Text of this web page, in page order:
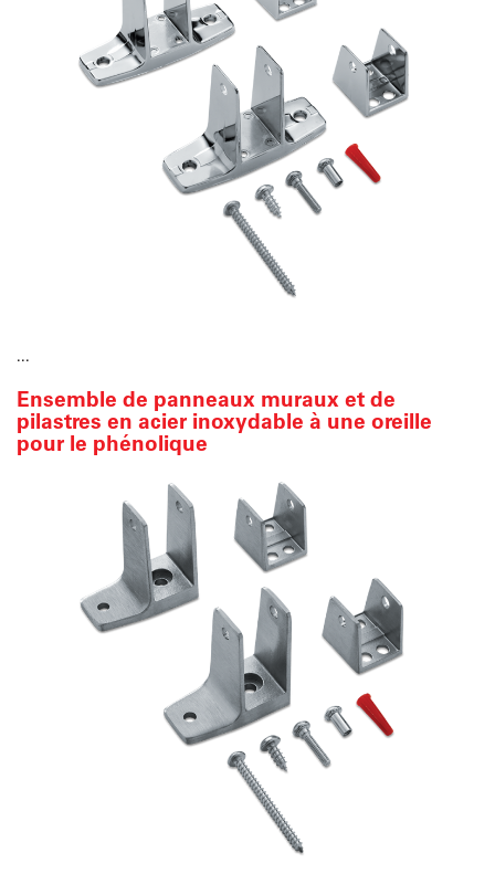
...
Ensemble de panneaux muraux et de
pilastres en acier inoxydable à une oreille
pour le phénolique